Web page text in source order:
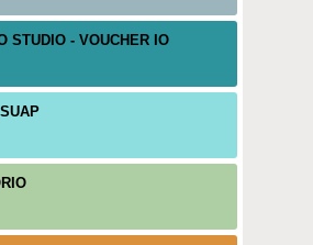
STUDIO - VOUCHER IO